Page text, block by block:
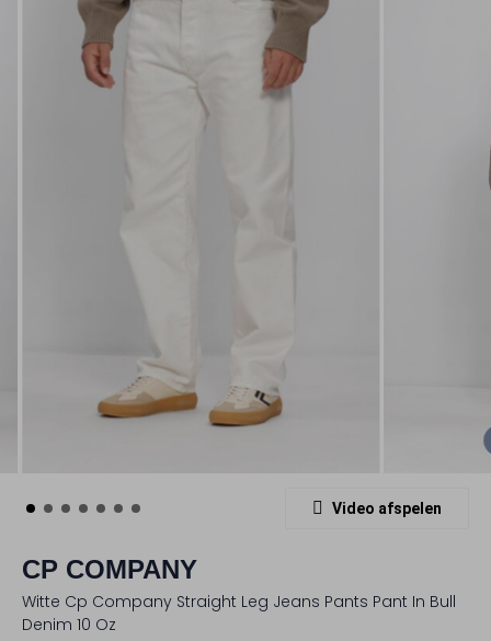
Video afspelen
CP COMPANY
Witte Cp Company Straight Leg Jeans Pants Pant In Bull
Denim 10 Oz